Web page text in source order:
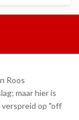
Roos
maar hier is
op "off